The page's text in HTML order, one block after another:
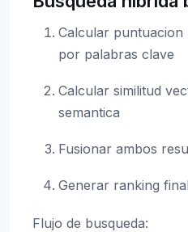
Calcular puntuacion
por palabras clave
Calcular similitud
semantica
Fusionar ambos
Generar ranking final
Flujo de busqueda: